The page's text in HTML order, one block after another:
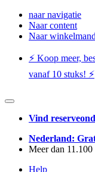
naar navigatie
Naar content
Naar winkelmand
⚡️ Koop meer,
vanaf 10 stuks! ⚡️
Vind
Nederland:
Meer dan 11.100
Help